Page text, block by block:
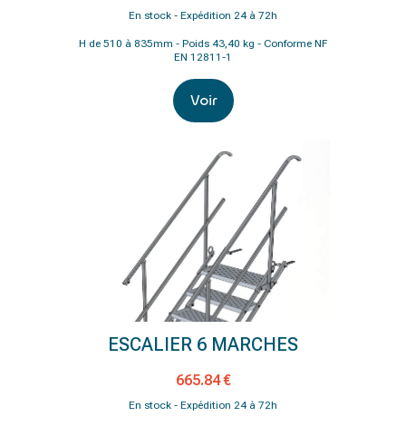
En stock - Expédition 24 à 72h
H de 510 à 835mm - Poids 43,40 kg - Conforme NF
EN 12811-1
Voir
ESCALIER 6 MARCHES
665.84 €
En stock - Expédition 24 à 72h